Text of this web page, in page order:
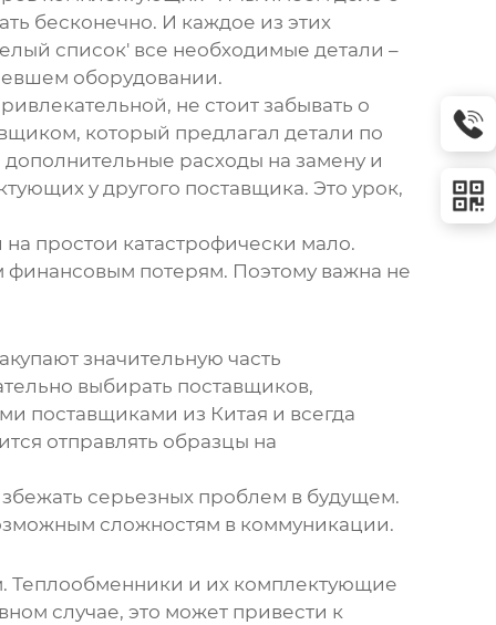
бесконечно. И каждое из этих
список' все необходимые детали –
оборудовании.
не стоит забывать о
который предлагал детали по
расходы на замену и
у другого поставщика. Это урок,
простои катастрофически мало.
финансовым потерям. Поэтому важна не
значительную часть
выбирать поставщиков,
поставщиками из Китая и всегда
отправлять образцы на
серьезных проблем в будущем.
сложностям в коммуникации.
Теплообменники и их комплектующие
случае, это может привести к